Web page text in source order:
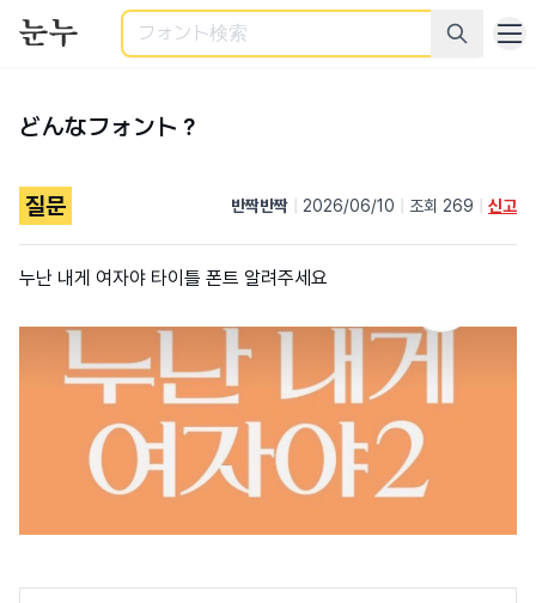
検索
どんなフォント？
질문 반짝반짝 2026/06/10 조회 269 신고
누난 내게 여자야 타이틀 폰트 알려주세요